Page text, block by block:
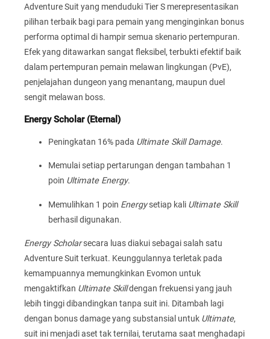
Adventure Suit yang menduduki Tier S merepresentasikan
pilihan terbaik bagi para pemain yang menginginkan bonus
performa optimal di hampir semua skenario pertempuran.
Efek yang ditawarkan sangat fleksibel, terbukti efektif baik
dalam pertempuran pemain melawan lingkungan (PvE),
penjelajahan dungeon yang menantang, maupun duel
sengit melawan boss.
Energy Scholar (Eternal)
Peningkatan 16% pada Ultimate Skill Damage.
Memulai setiap pertarungan dengan tambahan 1
poin Ultimate Energy.
Memulihkan 1 poin Energysetiap kali Ultimate Skill
berhasil digunakan.
Energy Scholarsecara luas diakui sebagai salah satu
Adventure Suit terkuat. Keunggulannya terletak pada
kemampuannya memungkinkan Evomon untuk
mengaktifkan Ultimate Skilldengan frekuensi yang jauh
lebih tinggi dibandingkan tanpa suit ini. Ditambah lagi
dengan bonus damage yang substansial untuk Ultimate,
suit ini menjadi aset tak ternilai, terutama saat menghadapi